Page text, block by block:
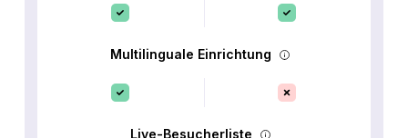
Multilinguale Einrichtung
Live-Besucherliste